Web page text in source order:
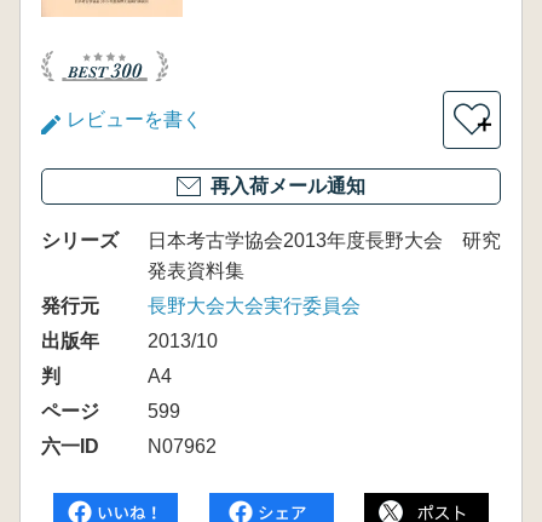
レビューを書く ＋
再入荷メール通知
シリーズ
日本考古学協会2013年度長野大会 研究
発表資料集
発行元
長野大会大会実行委員会
出版年
2013/10
判
A4
ページ
599
六一ID
N07962